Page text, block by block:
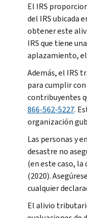
El IRS
del IRS ubicada
obtener este
IRS que tiene
aplazamiento, el
Además, el IRS
para cumplir
contribuyentes
866-562-5227.
organización
Las personas y
desastre no
(en este caso,
(2020).
cualquier
El alivio